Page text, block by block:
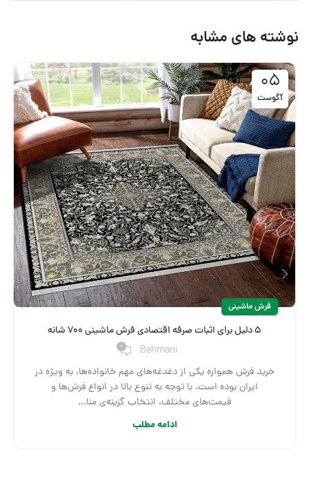
نوشته های مشابه
05
آگوست
فرش ماشینی
5 دلیل برای اثبات صرفه اقتصادی فرش ماشینی 700 شانه
Bahmani
0
خرید فرش همواره یکی از دغدغه‌های مهم خانواده‌ها، به ‌ویژه در
ایران بوده است. با توجه به تنوع بالا در انواع فرش‌ها و
قیمت‌های مختلف، انتخاب گزینه‌ی منا...
ادامه مطلب